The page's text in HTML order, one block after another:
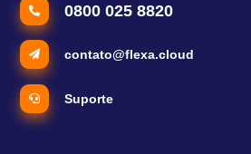
0800 025 8820
contato@flexa.cloud
Suporte